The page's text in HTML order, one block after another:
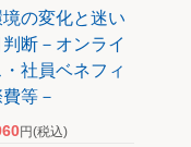
の変化と迷い
断－オンライ
社員ベネフィ
等－
円(税込)